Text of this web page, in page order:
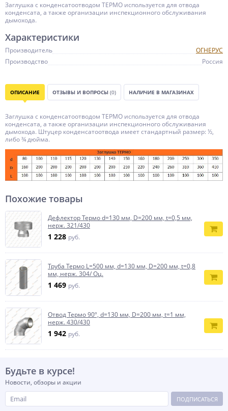
Заглушка с конденсатоотводом ТЕРМО используется для отвода
конденсата, а также организации инспекционного обслуживания
дымохода.
Характеристики
Производитель
ОГНЕРУС
Производство
Россия
ОПИСАНИЕ ОТЗЫВЫ И ВОПРОСЫ (0) НАЛИЧИЕ В МАГАЗИНАХ
Заглушка с конденсатоотводом ТЕРМО используется для отвода
конденсата, а также организации инспекционного обслуживания
дымохода. Штуцер конденсатоотвода имеет стандартный размер: ½,
либо ¾ дюйма.
Похожие товары
Дефлектор Термо d=130 мм, D=200 мм, t=0,5 мм,
нерж. 321/430
1 228 руб.
Труба Термо L=500 мм, d=130 мм, D=200 мм, t=0,8
мм, нерж. 304/ Оц.
1 469 руб.
Отвод Термо 90º, d=130 мм, D=200 мм, t=1 мм,
нерж. 430/430
1 942 руб.
Будьте в курсе!
Новости, обзоры и акции
ПОДПИСАТЬСЯ